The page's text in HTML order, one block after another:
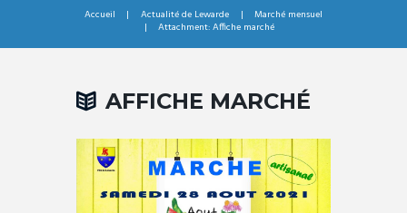
Accueil Actualité de Lewarde
Marché mensuel
Attachment: Affiche marché
AFFICHE MARCHÉ